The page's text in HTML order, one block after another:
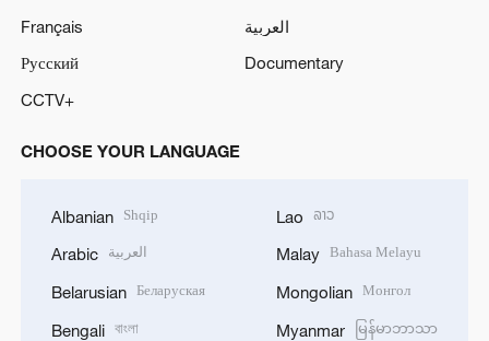
Français
العربية
Русский
Documentary
CCTV+
CHOOSE YOUR LANGUAGE
Albanian Shqip
Arabic العربية
Belarusian Беларуская
Bengali বাংলা
Lao ລາວ
Malay Bahasa Melayu
Mongolian Монгол
Myanmar မြန်မာဘာသာ